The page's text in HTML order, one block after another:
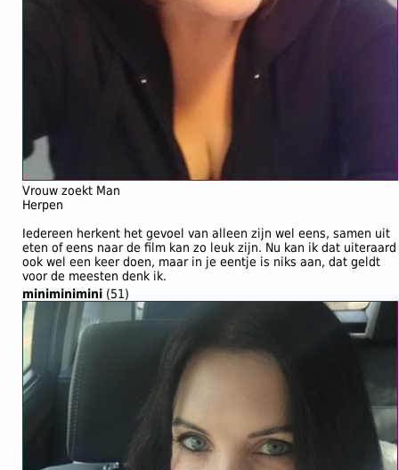
Vrouw zoekt Man
Herpen
Iedereen herkent het gevoel van alleen zijn wel eens, samen uit
eten of eens naar de film kan zo leuk zijn. Nu kan ik dat uiteraard
ook wel een keer doen, maar in je eentje is niks aan, dat geldt
voor de meesten denk ik.
miniminimini (51)